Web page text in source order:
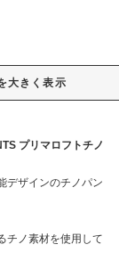
大きく表示
プリマロフトチノ
デザインのチノパン
チノ素材を使用して